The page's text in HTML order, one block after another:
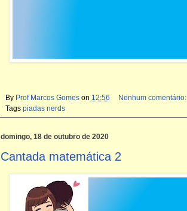
By Prof Marcos Gomes on 12:56
Nenhum comentário:
Tags piadas nerds
domingo, 18 de outubro de 2020
Cantada matemática 2